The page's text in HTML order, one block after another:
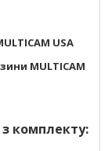
USA
MULTICAM
комплекту: